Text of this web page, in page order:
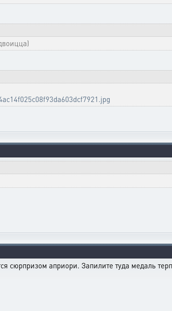
сюрпризом априори. Запилите туда медаль